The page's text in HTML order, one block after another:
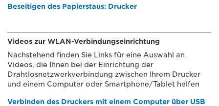
Beseitigen des Papierstaus: Drucker
Videos zur WLAN-Verbindungseinrichtung
Nachstehend finden Sie Links für eine Auswahl an
Videos, die Ihnen bei der Einrichtung der
Drahtlosnetzwerkverbindung zwischen Ihrem Drucker
und einem Computer oder Smartphone/Tablet helfen
Verbinden des Druckers mit einem Computer über USB